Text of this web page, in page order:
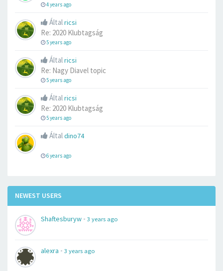
4 years ago
Általricsi
Re: 2020 Klubtagság
5 years ago
Általricsi
Re: Nagy Diavel topic
5 years ago
Általricsi
Re: 2020 Klubtagság
5 years ago
Általdino74
6 years ago
NEWEST USERS
Shaftesburyw - 3 years ago
alexra - 3 years ago